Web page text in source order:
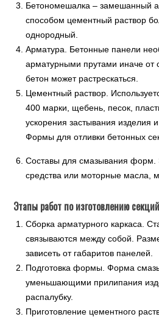
Бетономешалка – замешанный
способом цементный раствор
однородный.
Арматура. Бетонные панели
арматурными прутами иначе от
бетон может растрескаться.
Цементный раствор.
400 марки, щебень, песок,
ускорения застывания изделия
Формы для отливки бетонных
Составы для смазывания форм.
средства или моторные масла,
Этапы работ по изготовлению
Сборка арматурного каркаса.
связываются между собой.
зависеть от габаритов панелей.
Подготовка формы. Форма
уменьшающими прилипания
распалубку.
Приготовление цементного